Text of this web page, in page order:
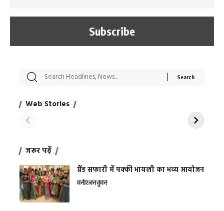
Web Stories
सट्टेबाजी में अरेस्ट हुए
साहिल खान
रोज एक कच्चे लहसुन
जरूर पढ़ें
ग्रैंड सफारी में पक्की भायली का भव्य आयोजन
मनोरंजनवुमन